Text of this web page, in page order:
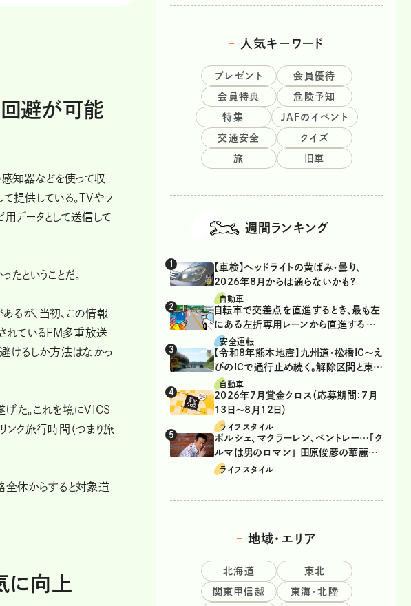
回避が可能
知器などを使って収
提供している。TVやラ
データとして送信して
ということだ。
るが、当初、この情報
れているFM多重放送
けるしか方法はなかっ
た。これを境にVICS
ク旅行時間（つまり旅
全体からすると対象道
に向上
人気キーワード
プレゼント 会員優待
会員特典 危険予知
特集 JAFのイベント
交通安全 クイズ
旅 旧車
週間ランキング
【車検】ヘッドライトの黄ばみ・曇り、
2026年8月からは通らないかも?
自動車
自転車で交差点を直進するとき、最も左
にある左折専用レーンから直進するの
は、違反？
安全運転
【令和8年熊本地震】九州道・松橋IC～え
びのICで通行止め続く。解除区間と東九
州道の迂回ルート
自動車
2026年7月賞金クロス（応募期間：7月
13日～8月12日）
ライフスタイル
ポルシェ、マクラーレン、ベントレー…「ク
ルマは男のロマン」 田原俊彦の華麗な
る愛車遍歴
ライフスタイル
地域・エリア
北海道 東北
関東甲信越 東海・北陸